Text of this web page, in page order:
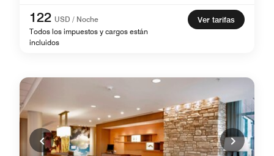
122 USD / Noche
Todos los impuestos y cargos están
incluidos
Ver tarifas